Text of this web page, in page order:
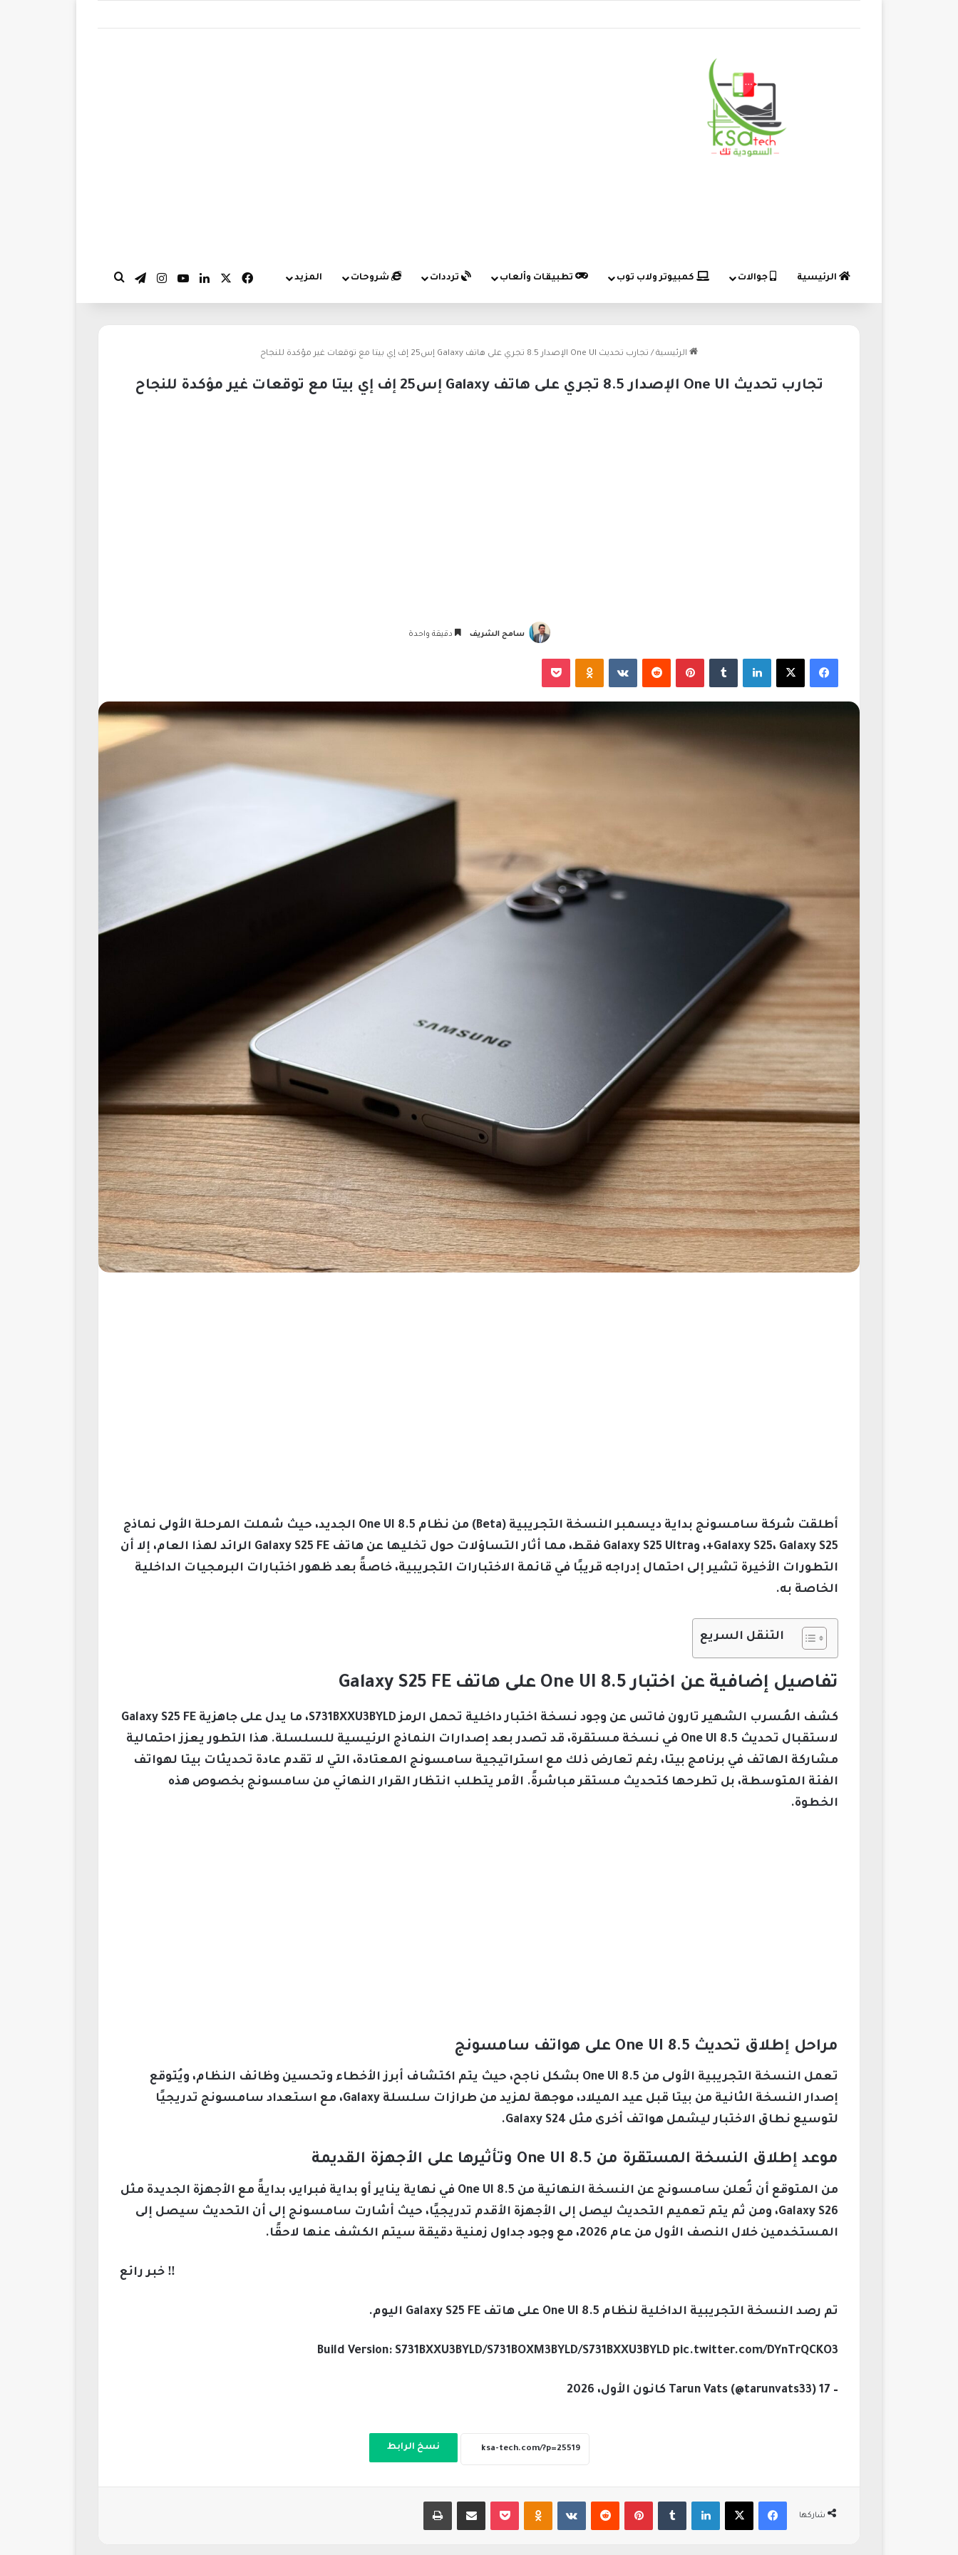
الرئيسية جوالات كمبيوتر ولاب توب تطبيقات وألعاب ترددات شروحات المزيد فيسبوك لينكدإن‫YouTubeانستقرام
تيلقرام
الرئيسية / تجارب تحديث One UI الإصدار 8.5 تجري على هاتف Galaxy إس25 إف إي بيتا مع توقعات غير مؤكدة للنجاح
تجارب تحديث One UI الإصدار 8.5 تجري على هاتف Galaxy إس25 إف إي بيتا مع توقعات غير مؤكدة للنجاح
سامح الشريف دقيقة واحدة
فيسبوك لينكدإن بينتيريست
أطلقت شركة سامسونج بداية ديسمبر النسخة التجريبية (Beta) من نظام One UI 8.5 الجديد، حيث شملت المرحلة الأولى نماذج
Galaxy S25، Galaxy S25+، وGalaxy S25 Ultra فقط، مما أثار التساؤلات حول تخليها عن هاتف Galaxy S25 FE الرائد لهذا العام، إلا أن
التطورات الأخيرة تشير إلى احتمال إدراجه قريبًا في قائمة الاختبارات التجريبية، خاصةً بعد ظهور اختبارات البرمجيات الداخلية
الخاصة به.
التنقل السريع
تفاصيل إضافية عن اختبار One UI 8.5 على هاتف Galaxy S25 FE
كشف المُسرب الشهير تارون فاتس عن وجود نسخة اختبار داخلية تحمل الرمز S731BXXU3BYLD، ما يدل على جاهزية Galaxy S25 FE
لاستقبال تحديث One UI 8.5 في نسخة مستقرة، قد تصدر بعد إصدارات النماذج الرئيسية للسلسلة. هذا التطور يعزز احتمالية
مشاركة الهاتف في برنامج بيتا، رغم تعارض ذلك مع استراتيجية سامسونج المعتادة، التي لا تقدم عادة تحديثات بيتا لهواتف
الفئة المتوسطة، بل تطرحها كتحديث مستقر مباشرةً. الأمر يتطلب انتظار القرار النهائي من سامسونج بخصوص هذه
الخطوة.
مراحل إطلاق تحديث One UI 8.5 على هواتف سامسونج
تعمل النسخة التجريبية الأولى من One UI 8.5 بشكل ناجح، حيث يتم اكتشاف أبرز الأخطاء وتحسين وظائف النظام، ويُتوقع
إصدار النسخة الثانية من بيتا قبل عيد الميلاد، موجهة لمزيد من طرازات سلسلة Galaxy، مع استعداد سامسونج تدريجيًا
لتوسيع نطاق الاختبار ليشمل هواتف أخرى مثل Galaxy S24.
موعد إطلاق النسخة المستقرة من One UI 8.5 وتأثيرها على الأجهزة القديمة
من المتوقع أن تُعلن سامسونج عن النسخة النهائية من One UI 8.5 في نهاية يناير أو بداية فبراير، بدايةً مع الأجهزة الجديدة مثل
Galaxy S26، ومن ثم يتم تعميم التحديث ليصل إلى الأجهزة الأقدم تدريجيًا، حيث أشارت سامسونج إلى أن التحديث سيصل إلى
المستخدمين خلال النصف الأول من عام 2026، مع وجود جداول زمنية دقيقة سيتم الكشف عنها لاحقًا.
خبر رائع ‼️
تم رصد النسخة التجريبية الداخلية لنظام One UI 8.5 على هاتف Galaxy S25 FE اليوم.
Build Version: S731BXXU3BYLD/S731BOXM3BYLD/S731BXXU3BYLD pic.twitter.com/DYnTrQCKO3
– Tarun Vats (@tarunvats33) 17 كانون الأول، 2026
نسخ الرابط
شاركها
فيسبوك لينكدإن بينتيريست